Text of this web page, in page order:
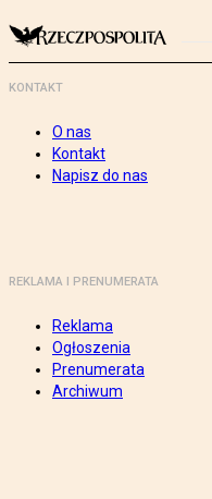
KONTAKT
O nas
Kontakt
Napisz do nas
REKLAMA I PRENUMERATA
Reklama
Ogłoszenia
Prenumerata
Archiwum